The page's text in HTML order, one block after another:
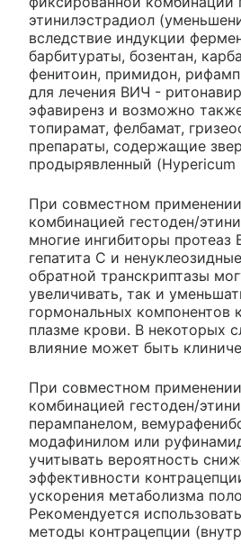
этинилэстрадиол
вследствие индукции
барбитураты, бозентан,
фенитоин, примидон,
для лечения ВИЧ -
эфавиренз и возможно
топирамат, фелбамат,
препараты, содержащие
продырявленный (Hypericum
При совместном
комбинацией гестоден/
многие ингибиторы протеаз
гепатита С и
обратной транскриптазы
увеличивать, так и
гормональных компонентов
плазме крови. В некоторых
влияние может быть
При совместном
комбинацией гестоден/
перампанелом,
модафинилом или
учитывать вероятность
эффективности
ускорения метаболизма
Рекомендуется
методы контрацепции